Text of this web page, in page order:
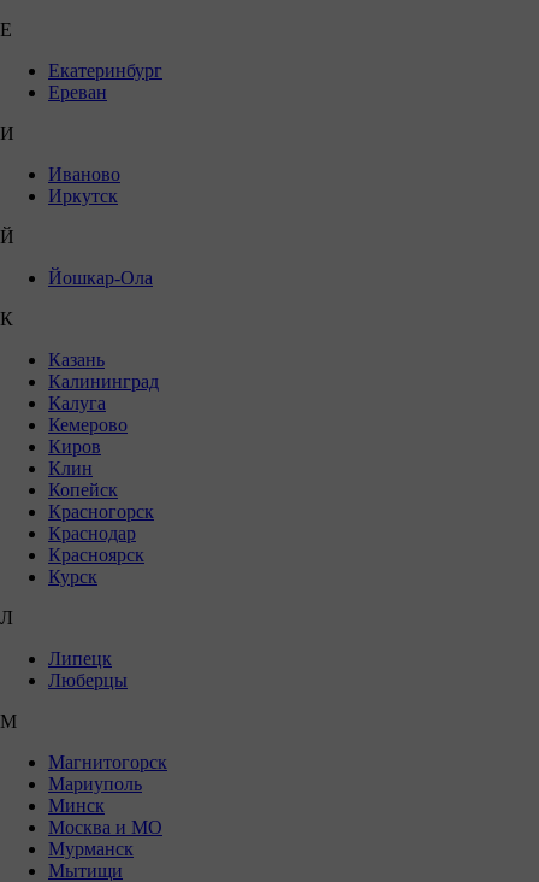
Е
Екатеринбург
Ереван
И
Иваново
Иркутск
Й
Йошкар-Ола
К
Казань
Калининград
Калуга
Кемерово
Киров
Клин
Копейск
Красногорск
Краснодар
Красноярск
Курск
Л
Липецк
Люберцы
М
Магнитогорск
Мариуполь
Минск
Москва и МО
Мурманск
Мытищи